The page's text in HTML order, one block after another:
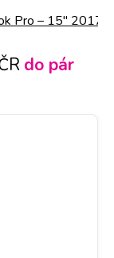
Pro – 15" 2017
do pár